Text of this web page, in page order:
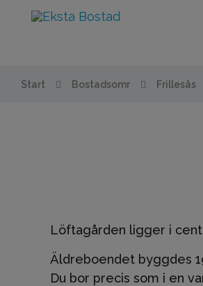
Start Bostadsomr Frillesås
Löftagården ligger i
Äldreboendet byggdes
Du bor precis som i en